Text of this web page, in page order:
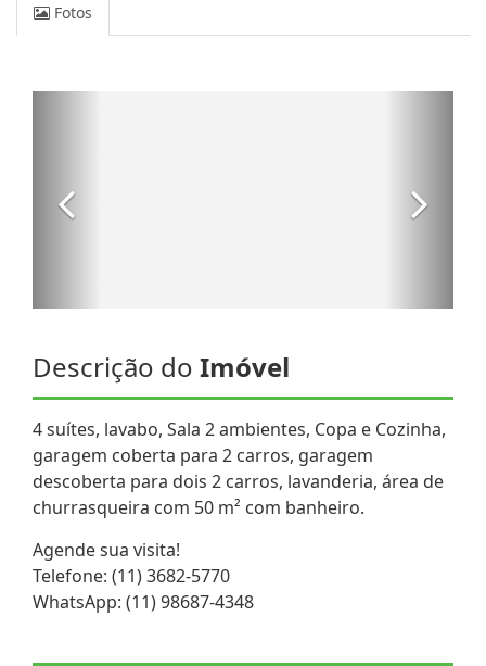
Fotos
Descrição do Imóvel
4 suítes, lavabo, Sala 2 ambientes, Copa e Cozinha,
garagem coberta para 2 carros, garagem
descoberta para dois 2 carros, lavanderia, área de
churrasqueira com 50 m² com banheiro.
Agende sua visita!
Telefone: (11) 3682-5770
WhatsApp: (11) 98687-4348